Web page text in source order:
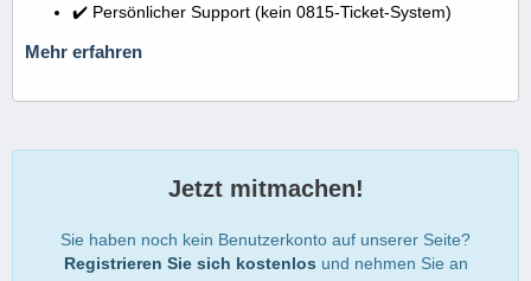
✔️ Persönlicher Support (kein 0815-Ticket-System)
Mehr erfahren
Jetzt mitmachen!
Sie haben noch kein Benutzerkonto auf unserer Seite?
Registrieren Sie sich kostenlos und nehmen Sie an